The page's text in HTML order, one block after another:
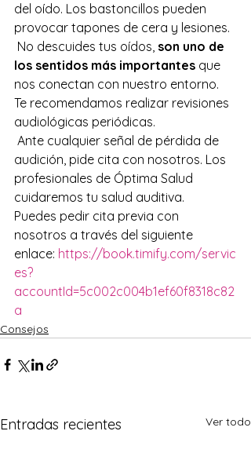
del oído. Los bastoncillos pueden
provocar tapones de cera y lesiones.
No descuides tus oídos, son uno de
los sentidos más importantes que
nos conectan con nuestro entorno.
Te recomendamos realizar revisiones
audiológicas periódicas.
Ante cualquier señal de pérdida de
audición, pide cita con nosotros. Los
profesionales de Óptima Salud
cuidaremos tu salud auditiva.
Puedes pedir cita previa con
nosotros a través del siguiente
enlace: https://book.timify.com/servic
es?
accountId=5c002c004b1ef60f8318c82
a
Consejos
Entradas recientes Ver todo